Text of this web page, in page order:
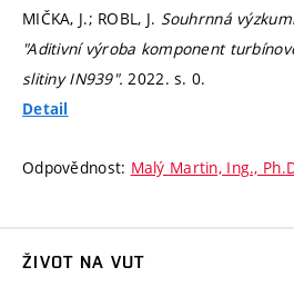
MIČKA, J.; ROBL, J. Souhrnná
"Aditivní výroba komponent
slitiny IN939". 2022.s. 0.
Detail
Odpovědnost: Malý Martin, Ing.,
ŽIVOT NA VUT